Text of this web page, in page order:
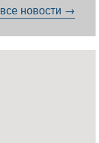
все новости →